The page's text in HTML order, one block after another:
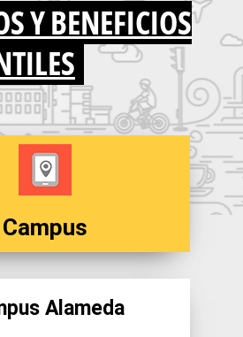
Y BENEFICIOS
Campus
Alameda